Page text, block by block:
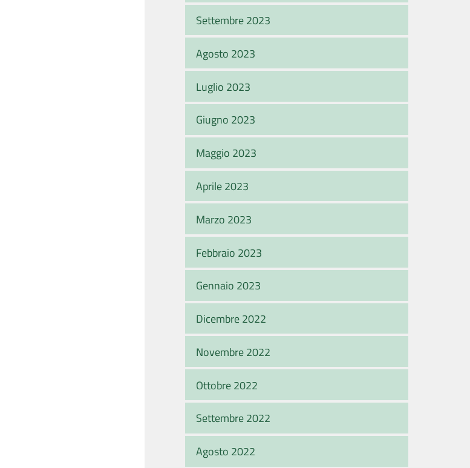
Settembre 2023
Agosto 2023
Luglio 2023
Giugno 2023
Maggio 2023
Aprile 2023
Marzo 2023
Febbraio 2023
Gennaio 2023
Dicembre 2022
Novembre 2022
Ottobre 2022
Settembre 2022
Agosto 2022